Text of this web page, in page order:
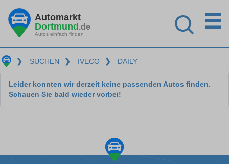
Automarkt
Dortmund.de
Autos einfach finden
☰
❯ SUCHEN ❯ IVECO ❯ DAILY
Leider konnten wir derzeit keine passenden Autos finden.
Schauen Sie bald wieder vorbei!